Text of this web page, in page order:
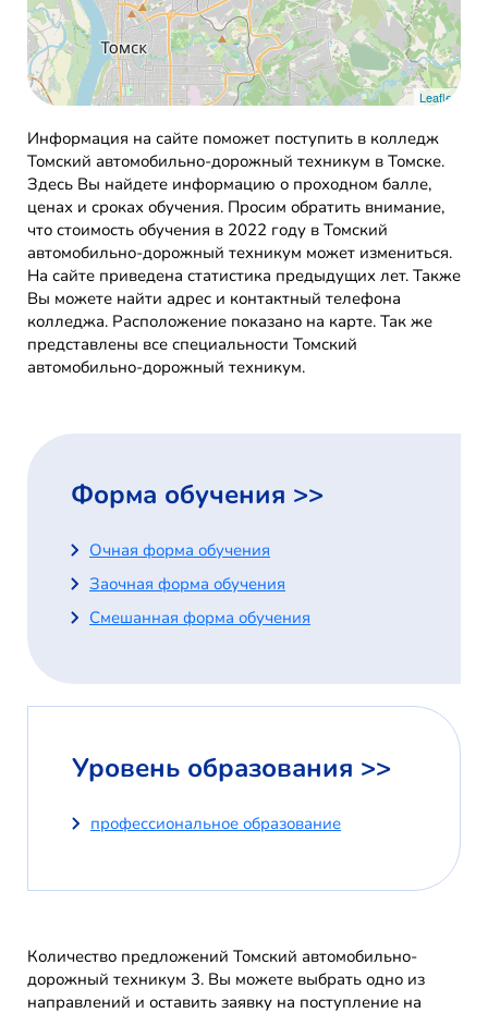
Leaflet
Информация на сайте поможет поступить в колледж
Томский автомобильно-дорожный техникум в Томске.
Здесь Вы найдете информацию о проходном балле,
ценах и сроках обучения. Просим обратить внимание,
что стоимость обучения в 2022 году в Томский
автомобильно-дорожный техникум может измениться.
На сайте приведена статистика предыдущих лет. Также
Вы можете найти адрес и контактный телефона
колледжа. Расположение показано на карте. Так же
представлены все специальности Томский
автомобильно-дорожный техникум.
Форма обучения >>
Очная форма обучения
Заочная форма обучения
Смешанная форма обучения
Уровень образования >>
профессиональное образование
Количество предложений Томский автомобильно-
дорожный техникум 3. Вы можете выбрать одно из
направлений и оставить заявку на поступление на